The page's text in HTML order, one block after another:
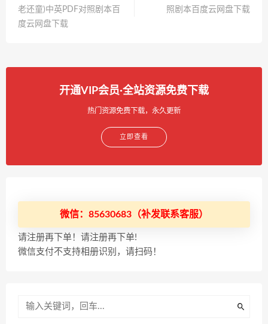
老还童)中英PDF对照剧本百
度云网盘下载
照剧本百度云网盘下载
开通VIP会员·全站资源免费下载
热门资源免费下载，永久更新
立即查看
微信：85630683（补发联系客服）
请注册再下单！请注册再下单!
微信支付不支持相册识别，请扫码！